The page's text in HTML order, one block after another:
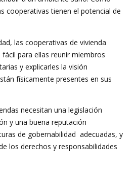
cooperativas tienen el potencial de
las cooperativas de vivienda
para ellas reunir miembros
y explicarles la visión
físicamente presentes en sus
necesitan una legislación
y una buena reputación
de gobernabilidad adecuadas, y
los derechos y responsabilidades